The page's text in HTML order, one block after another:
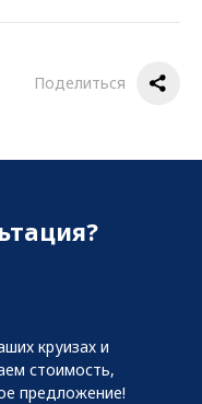
Поделиться
круизах и
стоимость,
предложение!